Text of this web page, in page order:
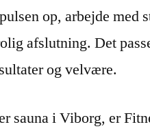
op, arbejde med
afslutning. Det
og velvære.
sauna i Viborg, er